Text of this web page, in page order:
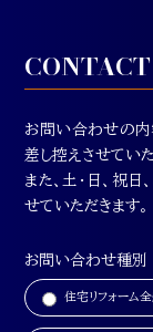
CONTACT
お問い合わせの
差し控えさせてい
また、土・日、祝
せていただきます。
お問い合わせ種別
住宅リフォーム